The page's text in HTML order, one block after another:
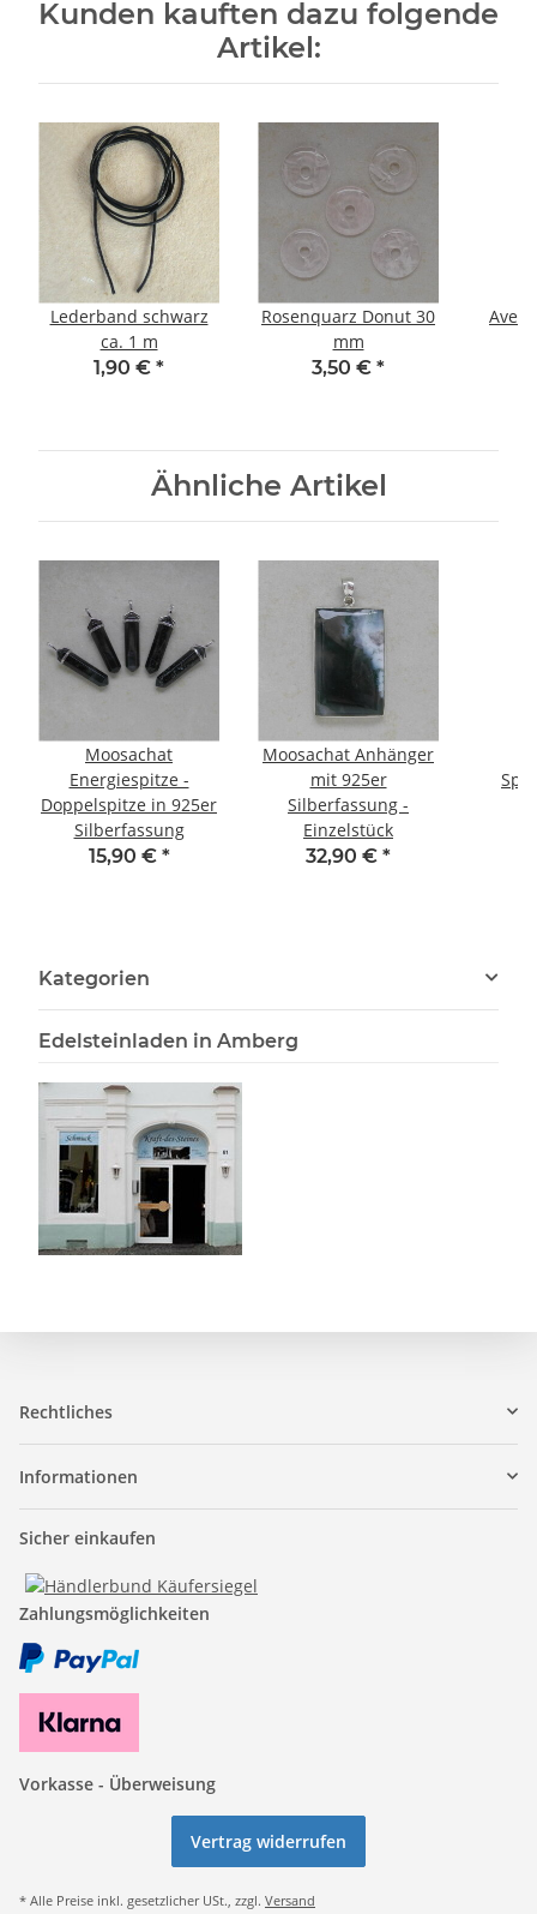
Kunden kauften dazu folgende
Artikel:
Lederband schwarz
ca. 1 m
1,90 € *
Rosenquarz Donut 30
mm
3,50 € *
Ähnliche Artikel
Moosachat
Energiespitze -
Doppelspitze in 925er
Silberfassung
15,90 € *
Moosachat Anhänger
mit 925er
Silberfassung -
Einzelstück
32,90 € *
Kategorien
Edelsteinladen in Amberg
Rechtliches
Informationen
Sicher einkaufen
Zahlungsmöglichkeiten
Vorkasse - Überweisung
Vertrag widerrufen
* Alle Preise inkl. gesetzlicher USt., zzgl. Versand